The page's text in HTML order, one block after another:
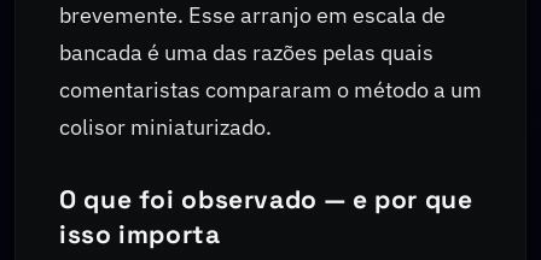
brevemente. Esse arranjo em escala de
bancada é uma das razões pelas quais
comentaristas compararam o método a um
colisor miniaturizado.
O que foi observado — e por que
isso importa